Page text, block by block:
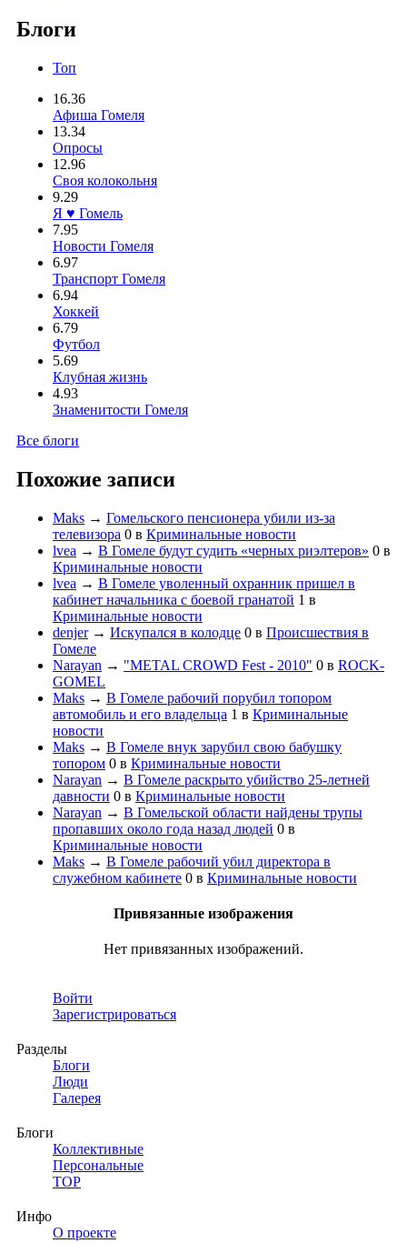
Блоги
Топ
16.36
Афиша Гомеля
13.34
Опросы
12.96
Своя колокольня
9.29
Я ♥ Гомель
7.95
Новости Гомеля
6.97
Транспорт Гомеля
6.94
Хоккей
6.79
Футбол
5.69
Клубная жизнь
4.93
Знаменитости Гомеля
Все блоги
Похожие записи
Maks → Гомельского пенсионера убили из-за
телевизора 0 в Криминальные новости
lvea → В Гомеле будут судить «черных риэлтеров» 0 в
Криминальные новости
lvea → В Гомеле уволенный охранник пришел в
кабинет начальника с боевой гранатой 1 в
Криминальные новости
denjer→ Искупался в колодце 0 в Происшествия в
Гомеле
Narayan → "METAL CROWD Fest - 2010" 0 в ROCK-
GOMEL
Maks → В Гомеле рабочий порубил топором
автомобиль и его владельца 1 в Криминальные
новости
Maks → В Гомеле внук зарубил свою бабушку
топором 0 в Криминальные новости
Narayan → В Гомеле раскрыто убийство 25-летней
давности 0 в Криминальные новости
Narayan → В Гомельской области найдены трупы
пропавших около года назад людей 0 в
Криминальные новости
Maks → В Гомеле рабочий убил директора в
служебном кабинете 0 в Криминальные новости
Привязанные изображения
Нет привязанных изображений.
Войти
Зарегистрироваться
Разделы
Блоги
Люди
Галерея
Блоги
Коллективные
Персональные
TOP
Инфо
О проекте